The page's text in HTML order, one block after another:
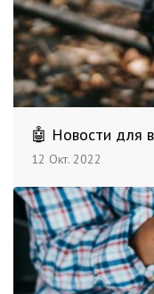
🤖 Новости для
12 Окт. 2022